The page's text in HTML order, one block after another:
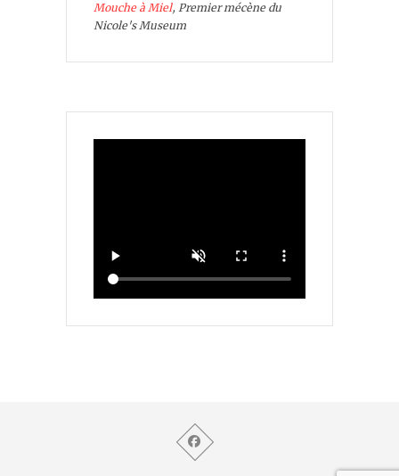
Mouche à Miel, Premier mécène du
Nicole's Museum